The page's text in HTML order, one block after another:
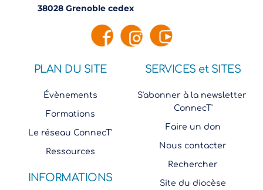
38028 Grenoble cedex
PLAN DU SITE
Évènements
Formations
Le réseau ConnecT'
Ressources
INFORMATIONS
SERVICES et SITES
S'abonner à la newsletter
ConnecT'
Faire un don
Nous contacter
Rechercher
Site du diocèse